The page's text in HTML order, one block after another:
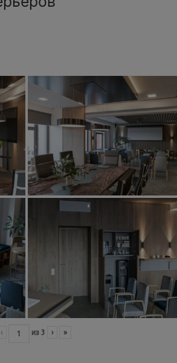
‹ из 3 › »